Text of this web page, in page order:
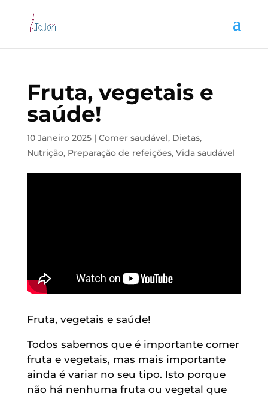
Fruta, vegetais e
saúde!
10 Janeiro 2025| Comer saudável, Dietas,
Nutrição, Preparação de refeições, Vida saudável
Fruta, vegetais e saúde!
Todos sabemos que é importante comer
fruta e vegetais, mas mais importante
ainda é variar no seu tipo. Isto porque
não há nenhuma fruta ou vegetal que